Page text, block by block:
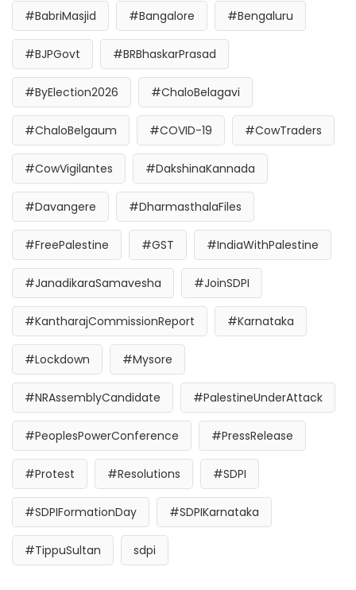
#BabriMasjid #Bangalore #Bengaluru
#BJPGovt #BRBhaskarPrasad
#ByElection2026 #ChaloBelagavi
#ChaloBelgaum #COVID-19 #CowTraders
#CowVigilantes #DakshinaKannada
#Davangere #DharmasthalaFiles
#FreePalestine #GST #IndiaWithPalestine
#JanadikaraSamavesha #JoinSDPI
#KantharajCommissionReport #Karnataka
#Lockdown #Mysore
#NRAssemblyCandidate #PalestineUnderAttack
#PeoplesPowerConference #PressRelease
#Protest #Resolutions #SDPI
#SDPIFormationDay #SDPIKarnataka
#TippuSultan sdpi